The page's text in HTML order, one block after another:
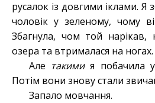
русалок із довгими іклами. Я
чоловік у зеленому, чому
Збагнула, чом той
озера та втрималася на ногах.
Але такимия побачила
Потім вони знову стали
Запало мовчання.